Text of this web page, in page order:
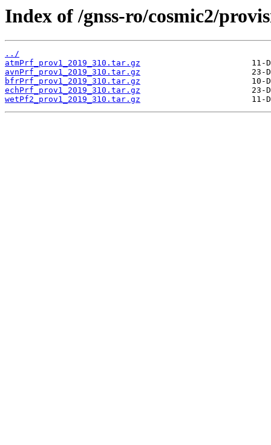
Index of /gnss-ro/cosmic2/
../
atmPrf_prov1_2019_310.tar.gz
avnPrf_prov1_2019_310.tar.gz
bfrPrf_prov1_2019_310.tar.gz
echPrf_prov1_2019_310.tar.gz
wetPf2_prov1_2019_310.tar.gz